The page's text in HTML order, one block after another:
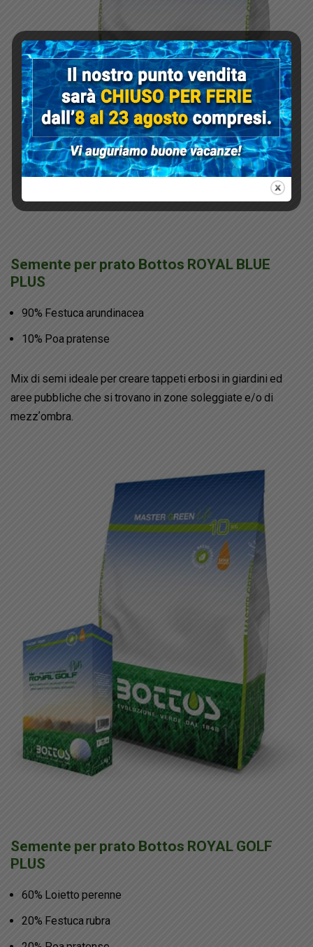
Semente per prato Bottos ROYAL BLUE
PLUS
90% Festuca arundinacea
10% Poa pratense
Mix di semi ideale per creare tappeti erbosi in giardini ed
aree pubbliche che si trovano in zone soleggiate e/o di
mezzʼombra.
Semente per prato Bottos ROYAL GOLF
PLUS
60% Loietto perenne
20% Festuca rubra